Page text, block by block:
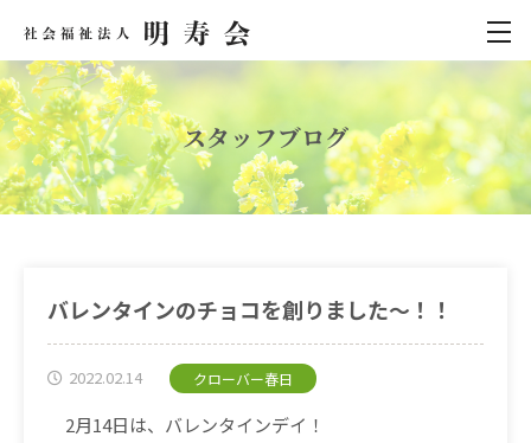
スタッフブログ
バレンタインのチョコを創りました〜！！
2022.02.14 クローバー春日
2月14日は、バレンタインデイ！